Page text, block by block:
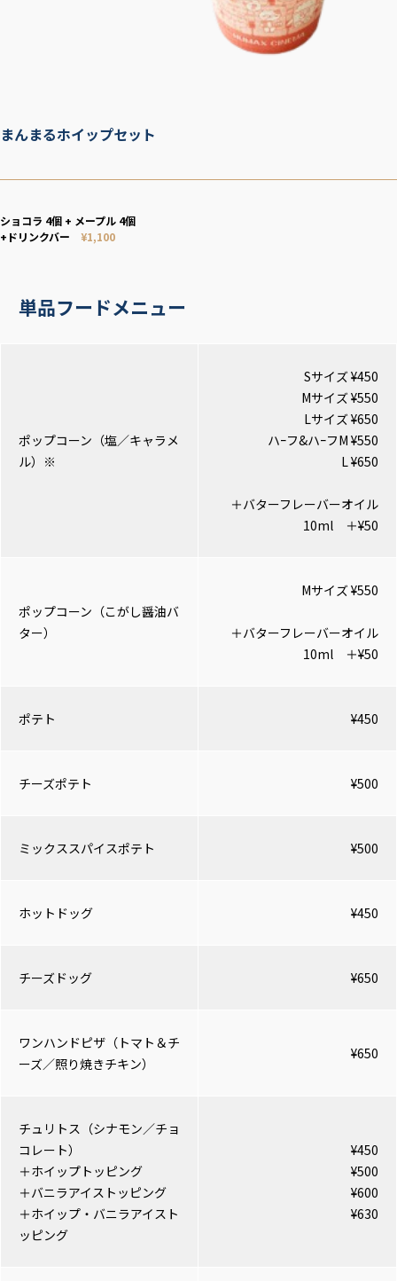
まんまるホイップセット
ショコラ 4個 + メープル 4個
+ドリンクバー
¥1,100
単品フードメニュー
ポップコーン（塩／キャラメ
ル）※
Sサイズ ¥450
Mサイズ ¥550
Lサイズ ¥650
ハｰフ&ハｰフM ¥550
L ¥650
＋バターフレーバーオイル
10ml ＋¥50
ポップコーン（こがし醤油バ
ター）
Mサイズ ¥550
＋バターフレーバーオイル
10ml ＋¥50
ポテト ¥450
チーズポテト ¥500
ミックススパイスポテト ¥500
ホットドッグ ¥450
チーズドッグ ¥650
ワンハンドピザ（トマト＆チ
ーズ／照り焼きチキン）
¥650
チュリトス（シナモン／チョ
コレート）
＋ホイップトッピング
＋バニラアイストッピング
＋ホイップ・バニラアイスト
ッピング
¥450
¥500
¥600
¥630